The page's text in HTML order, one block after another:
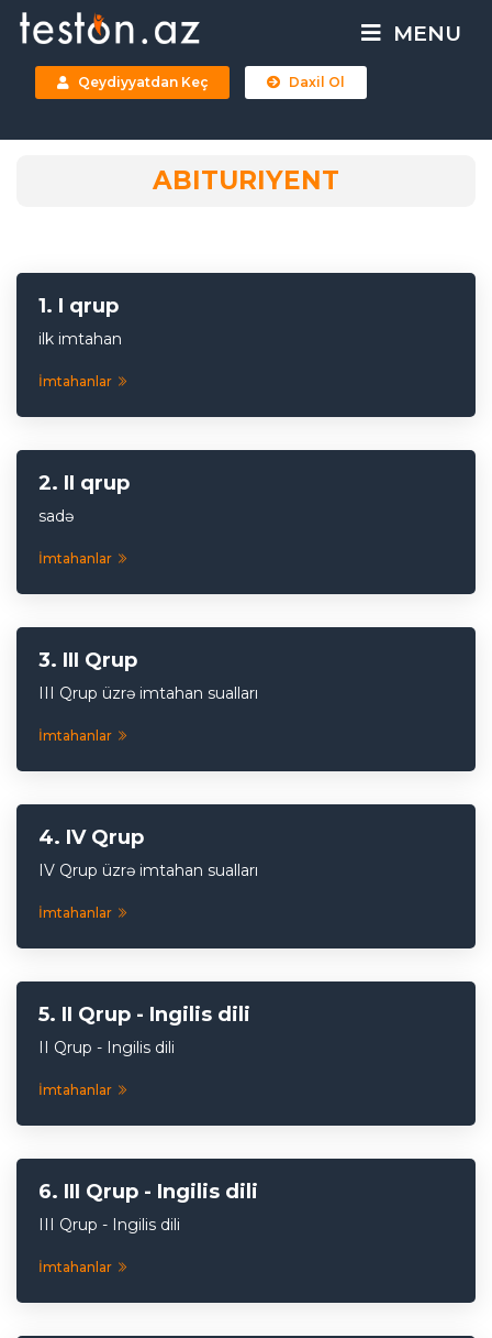
MENU
Qeydiyyatdan Keç Daxil Ol
ABITURIYENT
I qrup
ilk imtahan
İmtahanlar
II qrup
sadə
İmtahanlar
III Qrup
III Qrup üzrə imtahan sualları
İmtahanlar
IV Qrup
IV Qrup üzrə imtahan sualları
İmtahanlar
II Qrup - Ingilis dili
II Qrup - Ingilis dili
İmtahanlar
III Qrup - Ingilis dili
III Qrup - Ingilis dili
İmtahanlar